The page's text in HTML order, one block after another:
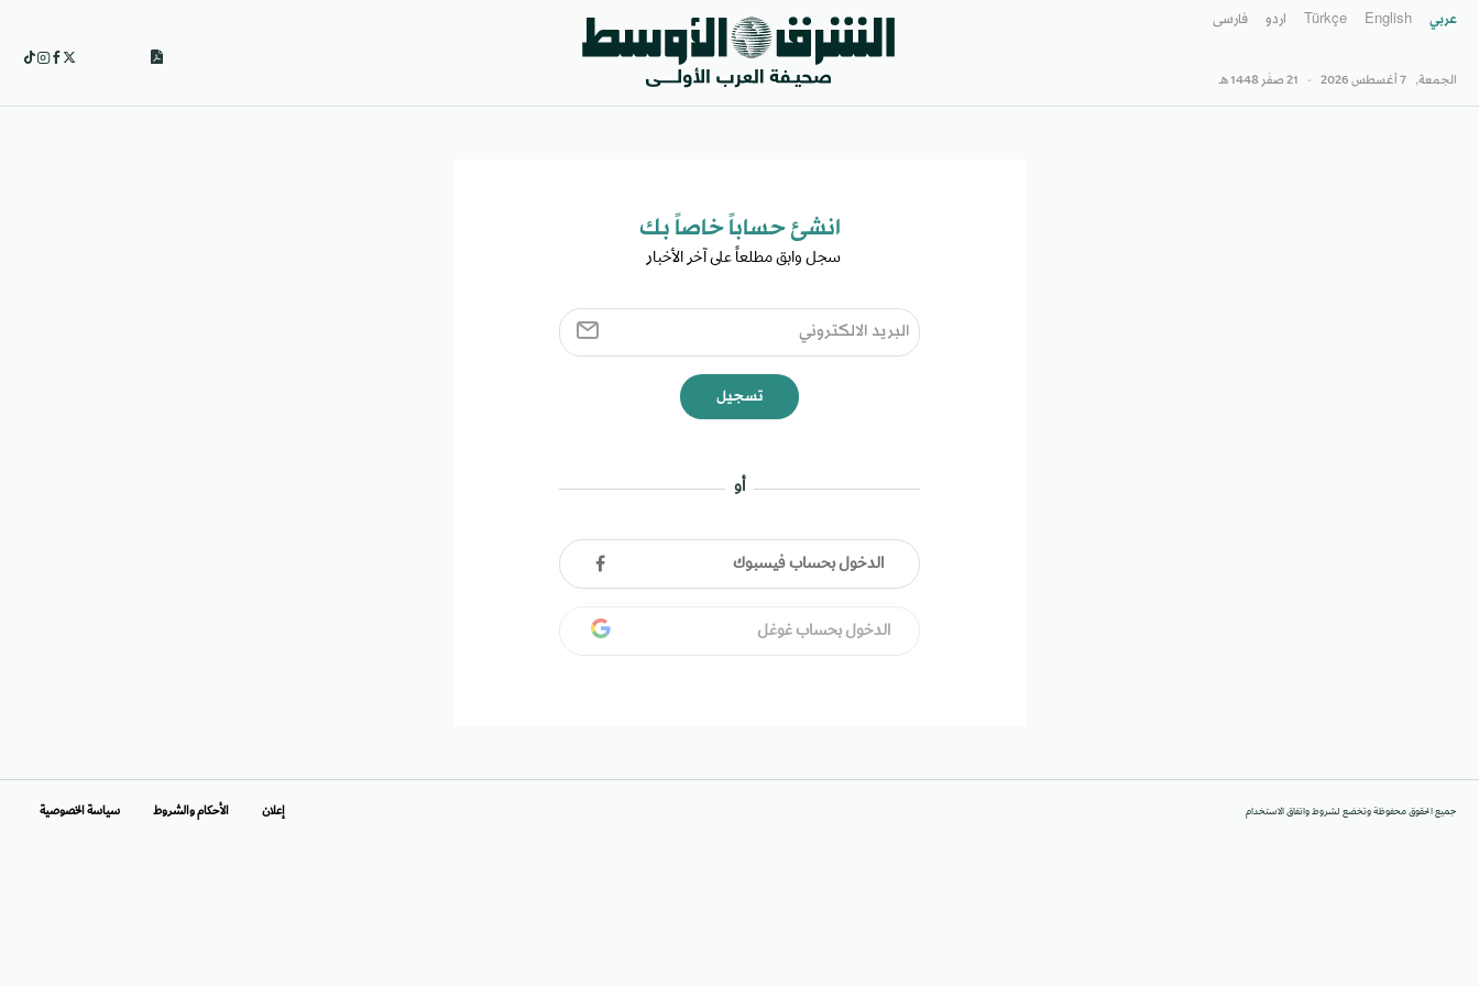
عربي English
Türkçe اردو فارسى
الجمعة, 7 أغسطس 2026 - 21 صفَر 1448 هـ
انشئ حساباً خاصاً بك​
سجل وابق مطلعاً على آخر الأخبار ​
تسجيل
أو
الدخول بحساب فيسبوك
الدخول بحساب غوغل
جميع الحقوق محفوظة وتخضع لشروط واتفاق الاستخدام إعلان الأحكام والشروط سياسة الخصوصية